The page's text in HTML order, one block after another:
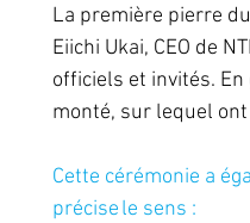
La première pierre
Eiichi Ukai, CEO de
officiels et invités.
monté, sur lequel ont
Cette cérémonie a
précise le sens :